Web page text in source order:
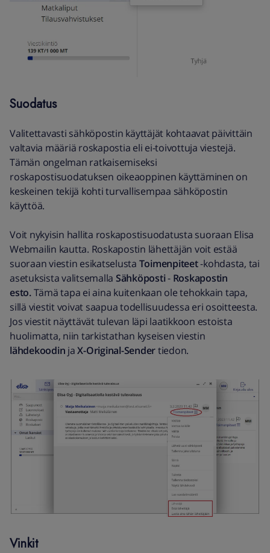
Suodatus
Valitettavasti sähköpostin käyttäjät kohtaavat päivittäin
valtavia määriä roskapostia eli ei-toivottuja viestejä.
Tämän ongelman ratkaisemiseksi
roskapostisuodatuksen oikeaoppinen käyttäminen on
keskeinen tekijä kohti turvallisempaa sähköpostin
käyttöä.
Voit nykyisin hallita roskapostisuodatusta suoraan Elisa
Webmailin kautta. Roskapostin lähettäjän voit estää
suoraan viestin esikatselusta Toimenpiteet-kohdasta, tai
asetuksista valitsemalla Sähköposti- Roskapostin
esto.Tämä tapa ei aina kuitenkaan ole tehokkain tapa,
sillä viestit voivat saapua todellisuudessa eri osoitteesta.
Jos viestit näyttävät tulevan läpi laatikkoon estoista
huolimatta, niin tarkistathan kyseisen viestin
lähdekoodin jaX-Original-Sendertiedon.
Vinkit